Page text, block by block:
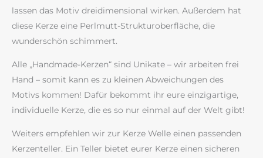
lassen das Motiv dreidimensional wirken. Außerdem hat
diese Kerze eine Perlmutt-Strukturoberfläche, die
wunderschön schimmert.
Alle „Handmade-Kerzen“ sind Unikate – wir arbeiten frei
Hand – somit kann es zu kleinen Abweichungen des
Motivs kommen! Dafür bekommt ihr eure einzigartige,
individuelle Kerze, die es so nur einmal auf der Welt gibt!
Weiters empfehlen wir zur Kerze Welle einen passenden
Kerzenteller. Ein Teller bietet eurer Kerze einen sicheren